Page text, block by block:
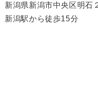
新潟県新潟市中央区明石
新潟駅から徒歩15分